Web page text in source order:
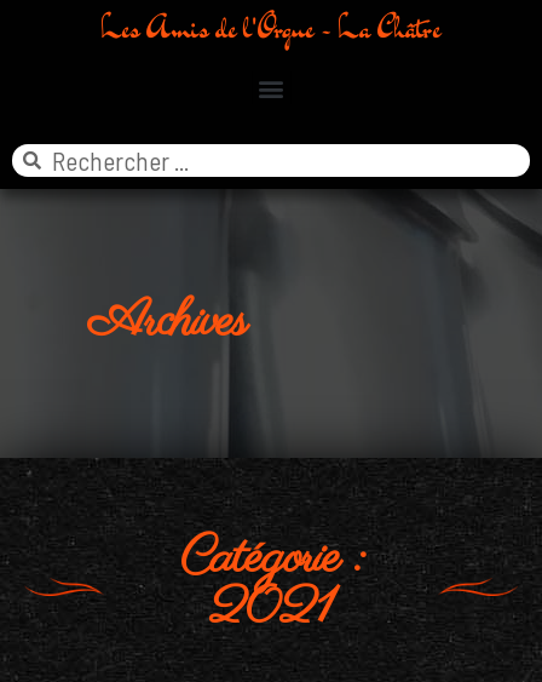
Les Amis de l'Orgue - La Châtre
Archives
Catégorie :
2021